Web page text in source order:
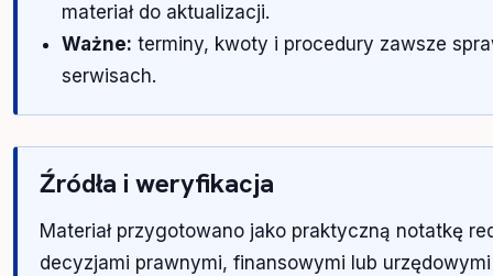
materiał do aktualizacji.
Ważne: terminy, kwoty i procedury zawsze
serwisach.
Źródła i weryfikacja
Materiał przygotowano jako praktyczną notatkę
decyzjami prawnymi, finansowymi lub